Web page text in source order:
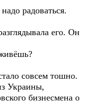
радоваться.
его. Он
совсем тошно.
Украины,
бизнесмена о